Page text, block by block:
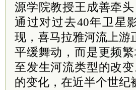
源学院教授王成善牵
通过对过去40年卫星
现，喜马拉雅河流上游
平缓舞动，而是更频
至发生河流类型的改
的变化，在近半个世纪